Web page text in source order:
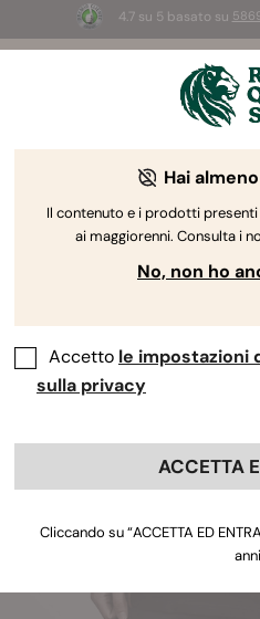
4.7 su 5 basato su
Summer Sales:
su prodotti
Hai
Il contenuto e i prodotti
ai maggiorenni. Consulta i
No, non ho
Accetto le impostazioni
sulla privacy
ACCETTA
Cliccando su “ACCETTA ED
anni